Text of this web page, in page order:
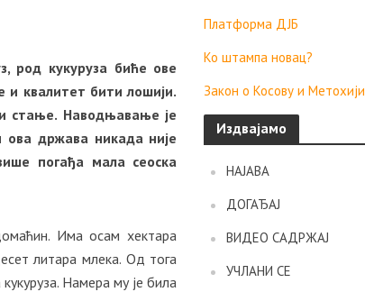
род кукуруза биће ове
и квалитет бити лошији.
стање. Наводњавање је
ова држава никада није
погађа мала сеоска
Има осам хектара
литара млека. Од тога
Намера му је била
Платформа ДЈБ
Ко штампа новац?
Закон о Косову и Метохији
Издвајамо
НАЈАВА
ДОГАЂАЈ
ВИДЕО САДРЖАЈ
УЧЛАНИ СЕ